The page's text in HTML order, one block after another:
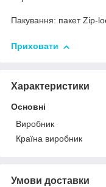
Пакування: пакет Zip-
Приховати
Характеристики
Основні
Виробник
Країна виробник
Умови доставки